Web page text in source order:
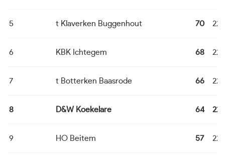
5 t Klaverken Buggenhout 70 22
6 KBK Ichtegem 68 22
7 t Botterken Baasrode 66 22
8 D&W Koekelare 64 22
9 HO Beitem 57 22